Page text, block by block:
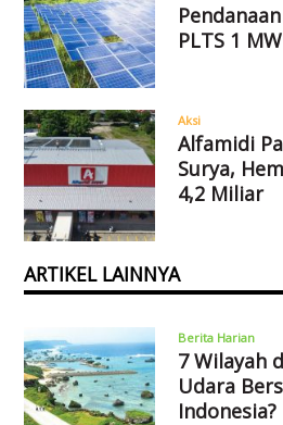
PLTS 1
Aksi
Alfamidi
Surya,
4,2 Miliar
ARTIKEL LAINNYA
Berita Harian
7 Wilayah
Udara
Indonesia?